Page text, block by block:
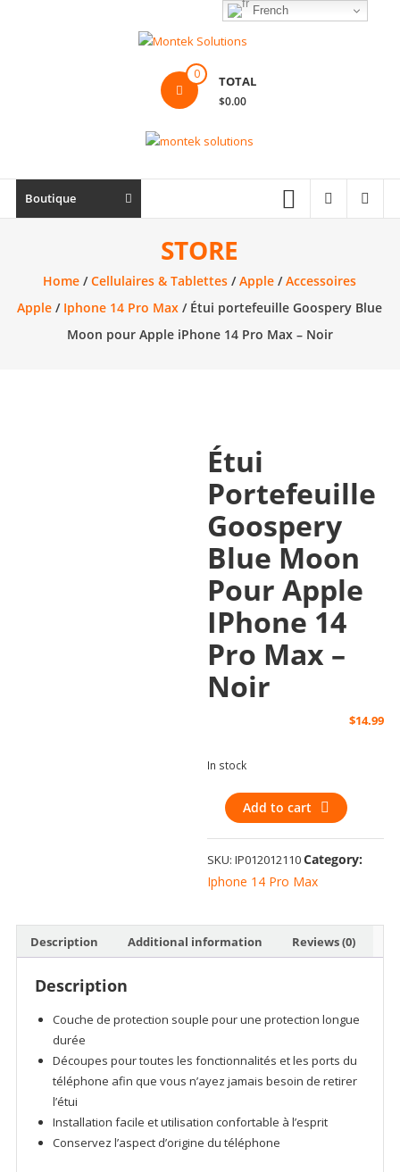
Ordinateur,
électronique
0 TOTAL
$0.00
Boutique
STORE
Home /Cellulaires & Tablettes /Apple /Accessoires
Apple / Iphone 14 Pro Max / Étui portefeuille Goospery Blue
Moon pour Apple iPhone 14 Pro Max – Noir
Étui
Portefeuille
Goospery
Blue Moon
Pour Apple
IPhone 14
Pro Max –
Noir
$14.99
In stock
Étui
portefeuille
Goospery
Blue
Moon
Apple
iPhone
–
quantity
Add to cart
SKU:IP012012110Category:
Iphone 14 Pro Max
Description Additional information Reviews (0)
Description
Couche de protection souple pour une protection longue
durée
Découpes pour toutes les fonctionnalités et les ports du
téléphone afin que vous n’ayez jamais besoin de retirer
l’étui
Installation facile et utilisation confortable à l’esprit
Conservez l’aspect d’origine du téléphone
French